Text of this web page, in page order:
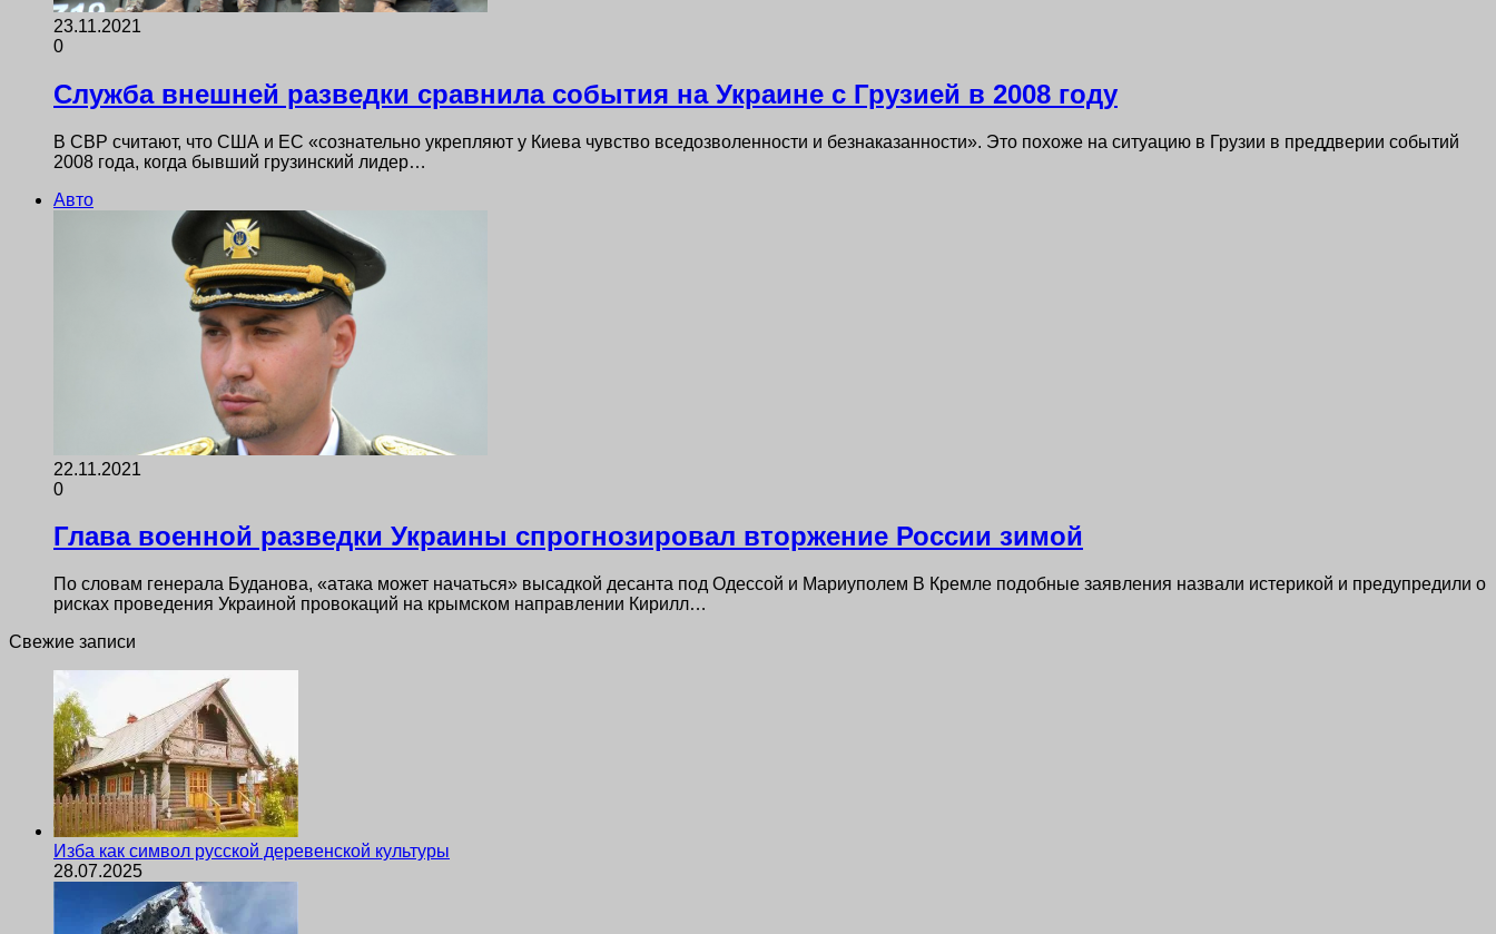
23.11.2021
0
Служба внешней разведки сравнила события на Украине с Грузией в 2008 году
В СВР считают, что США и ЕС «сознательно укрепляют у Киева чувство вседозволенности и безнаказанности». Это похоже на ситуацию в Грузии в преддверии событий
2008 года, когда бывший грузинский лидер…
Авто
22.11.2021
0
Глава военной разведки Украины спрогнозировал вторжение России зимой
По словам генерала Буданова, «атака может начаться» высадкой десанта под Одессой и Мариуполем В Кремле подобные заявления назвали истерикой и предупредили о
рисках проведения Украиной провокаций на крымском направлении Кирилл…
Свежие записи
Изба как символ русской деревенской культуры
28.07.2025